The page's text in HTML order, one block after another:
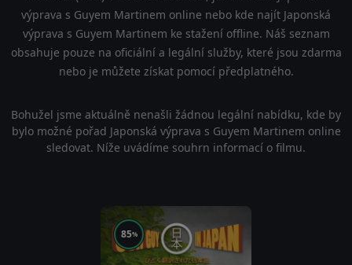
výprava s Guyem Martinem online nebo kde najít Japonská
výprava s Guyem Martinem ke stažení offline. Náš seznam
obsahuje pouze na oficiální a legální služby, které jsou zdarma
nebo je můžete získat pomocí předplatného.
Bohužel jsme aktuálně nenašli žádnou legální nabídku, kde by
bylo možné pořad Japonská výprava s Guyem Martinem online
sledovat. Níže uvádíme souhrn informací o filmu.
85%